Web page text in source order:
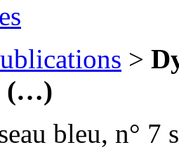
>
(…)
bleu, n° 7